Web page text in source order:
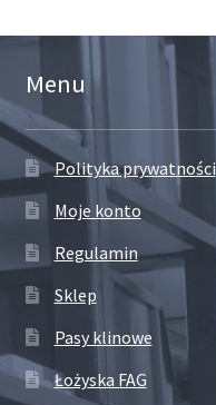
Menu
Polityka prywatności
Moje konto
Regulamin
Sklep
Pasy klinowe
Łożyska FAG